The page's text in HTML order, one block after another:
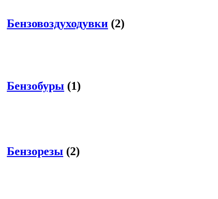
Бензовоздуходувки (2)
Бензобуры (1)
Бензорезы (2)